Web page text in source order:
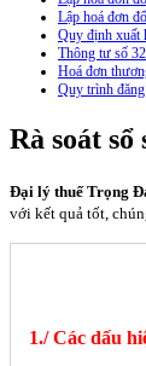
Lập hoá đơn
Quy định xuất
Thông tư số
Hoá đơn
Quy trình
Rà soát sổ
Đại lý thuế Trọng
với kết quả tốt,
1./ Các dấu